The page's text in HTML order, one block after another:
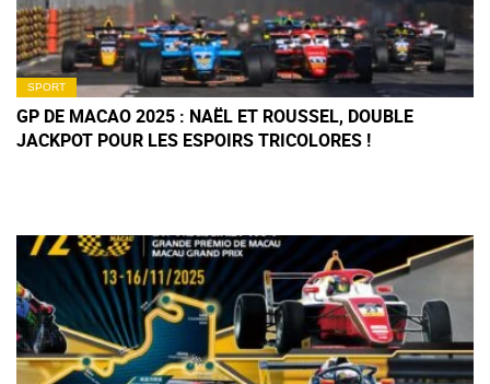
SPORT
GP DE MACAO 2025 : NAËL ET ROUSSEL, DOUBLE
JACKPOT POUR LES ESPOIRS TRICOLORES !